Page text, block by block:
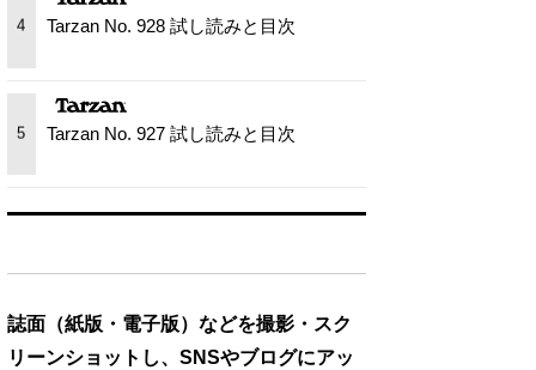
4 Tarzan No. 928 試し読みと目次
5 Tarzan No. 927 試し読みと目次
誌面（紙版・電子版）などを撮影・スク
リーンショットし、SNSやブログにアッ